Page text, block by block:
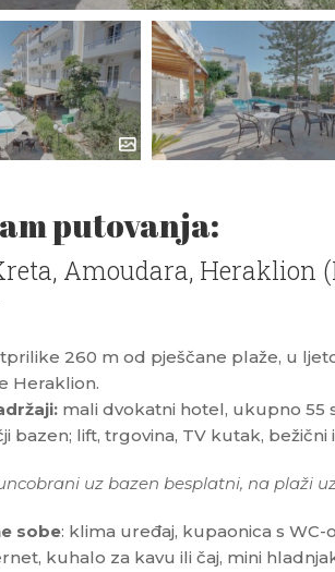
putovanja:
Amoudara, Heraklion
260 m od pješčane plaže, u
Heraklion.
mali dvokatni hotel, ukupno 55
bazen; lift, trgovina, TV kutak, bežični
uz bazen besplatni, na plaži
sobe: klima uređaj, kupaonica s WC-
kuhalo za kavu ili čaj, mini